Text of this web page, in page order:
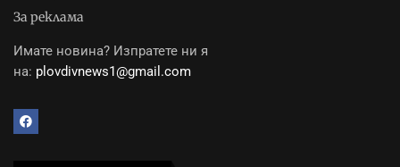
За реклама
Имате новина? Изпратете ни я
на: plovdivnews1@gmail.com